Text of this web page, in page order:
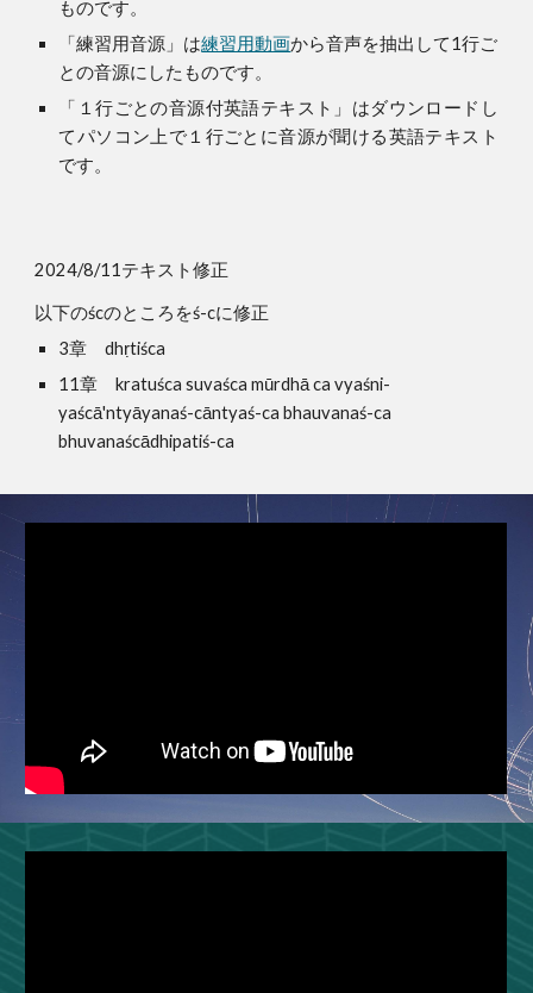
ものです。
「練習用音源」は練習用動画から音声を抽出して1行ご
との音源にしたものです。
「１行ごとの音源付英語テキスト」はダウンロードし
てパソコン上で１行ごとに音源が聞ける英語テキスト
です。
2024/8/11テキスト修正
以下のścのところをś-cに修正
3章 dhṛtiśca
11章 kratuśca suvaśca mūrdhā ca vyaśni-
yaścā'ntyāyanaś-cāntyaś-ca bhauvanaś-ca
bhuvanaścādhipatiś-ca